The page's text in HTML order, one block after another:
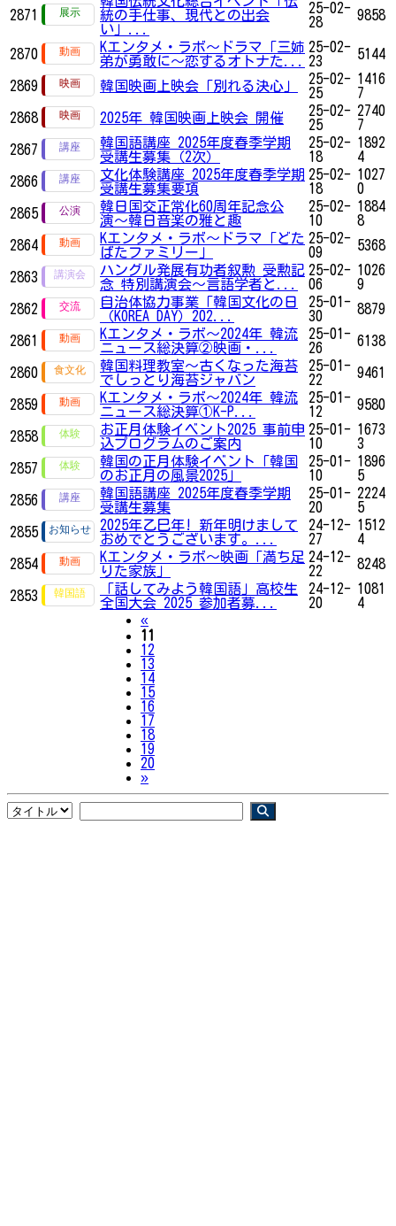
2871
統の手仕事、現代との出会
い」...
25-02-
28
9858
2870
Kエンタメ・ラボ～ドラマ「三姉
弟が勇敢に～恋するオトナた...
25-02-
23
5144
2869 韓国映画上映会「別れる決心」
25-02-
25
1416
7
2868
2025年 韓国映画上映会 開催
25-02-
25
2740
7
2867
韓国語講座 2025年度春季学期
受講生募集（2次）
25-02-
18
1892
4
2866
文化体験講座 2025年度春季学期
受講生募集要項
25-02-
18
1027
0
2865
韓日国交正常化60周年記念公
演〜韓日音楽の雅と趣
25-02-
10
1884
8
2864
Kエンタメ・ラボ～ドラマ「どた
ばたファミリー」
25-02-
09
5368
2863
ハングル発展有功者叙勲 受勲記
念 特別講演会〜言語学者と...
25-02-
06
1026
9
2862
自治体協力事業「韓国文化の日
（KOREA DAY）202...
25-01-
30
8879
2861
Kエンタメ・ラボ～2024年 韓流
ニュース総決算②映画・...
25-01-
26
6138
2860
韓国料理教室～古くなった海苔
でしっとり海苔ジャバン
25-01-
22
9461
2859
Kエンタメ・ラボ～2024年 韓流
ニュース総決算①K-P...
25-01-
12
9580
2858
お正月体験イベント2025 事前申
込プログラムのご案内
25-01-
10
1673
3
2857
韓国の正月体験イベント「韓国
のお正月の風景2025」
25-01-
10
1896
5
2856
韓国語講座 2025年度春季学期
受講生募集
25-01-
20
2224
5
2855
2025年乙巳年! 新年明けまして
おめでとうございます。...
24-12-
27
1512
4
2854
Kエンタメ・ラボ～映画「満ち足
りた家族」
24-12-
22
8248
2853
「話してみよう韓国語」高校生
全国大会 2025 参加者募...
24-12-
20
1081
4
«Previous
11
12
13
14
15
16
17
18
19
20
»Next